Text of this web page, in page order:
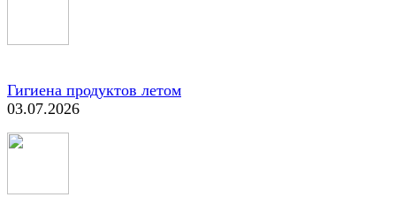
Гигиена продуктов летом
03.07.2026